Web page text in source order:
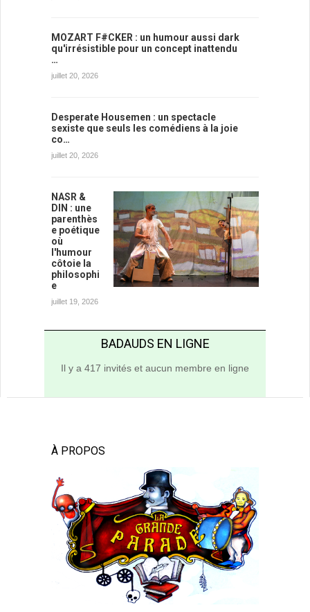
MOZART F#CKER : un humour aussi dark
qu'irrésistible pour un concept inattendu
…
juillet 20, 2026
Desperate Housemen : un spectacle
sexiste que seuls les comédiens à la joie
co…
juillet 20, 2026
NASR &
DIN : une
parenthès
e poétique
où
l'humour
côtoie la
philosophi
e
juillet 19, 2026
BADAUDS EN LIGNE
Il y a 417 invités et aucun membre en ligne
À PROPOS